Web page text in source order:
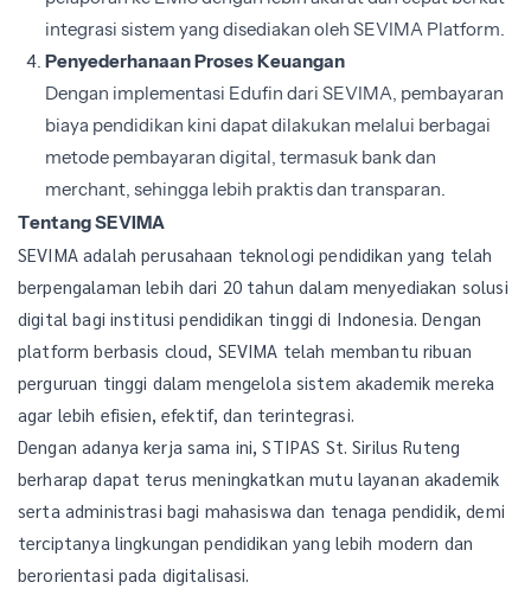
integrasi sistem yang disediakan oleh SEVIMA Platform.
Penyederhanaan Proses Keuangan
Dengan implementasi Edufin dari SEVIMA, pembayaran
biaya pendidikan kini dapat dilakukan melalui berbagai
metode pembayaran digital, termasuk bank dan
merchant, sehingga lebih praktis dan transparan.
Tentang SEVIMA
SEVIMA adalah perusahaan teknologi pendidikan yang telah
berpengalaman lebih dari 20 tahun dalam menyediakan solusi
digital bagi institusi pendidikan tinggi di Indonesia. Dengan
platform berbasis cloud, SEVIMA telah membantu ribuan
perguruan tinggi dalam mengelola sistem akademik mereka
agar lebih efisien, efektif, dan terintegrasi.
Dengan adanya kerja sama ini, STIPAS St. Sirilus Ruteng
berharap dapat terus meningkatkan mutu layanan akademik
serta administrasi bagi mahasiswa dan tenaga pendidik, demi
terciptanya lingkungan pendidikan yang lebih modern dan
berorientasi pada digitalisasi.